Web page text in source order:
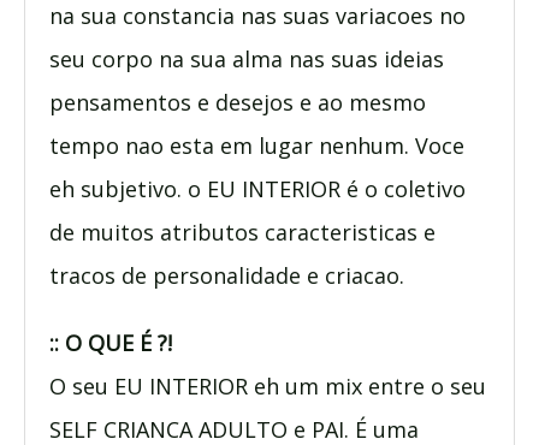
na sua constancia nas suas variacoes no
seu corpo na sua alma nas suas ideias
pensamentos e desejos e ao mesmo
tempo nao esta em lugar nenhum. Voce
eh subjetivo. o EU INTERIOR é o coletivo
de muitos atributos caracteristicas e
tracos de personalidade e criacao.
:: O QUE É ?!
O seu EU INTERIOR eh um mix entre o seu
SELF CRIANCA ADULTO e PAI. É uma